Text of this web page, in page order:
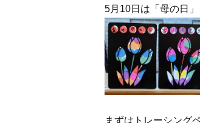
5月10日は「母の日
まずはトレーシング